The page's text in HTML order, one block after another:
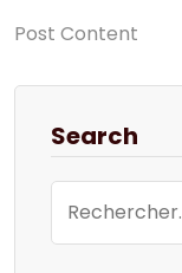
Post Content
Search